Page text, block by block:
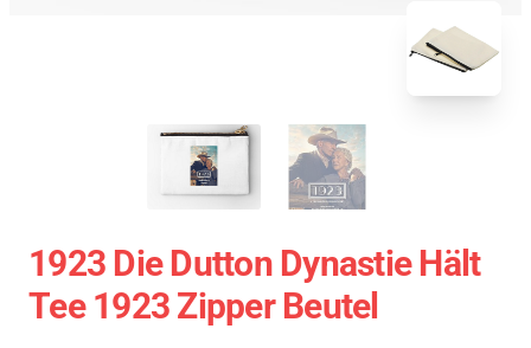
1923 Die Dutton Dynastie Hält
Tee 1923 Zipper Beutel